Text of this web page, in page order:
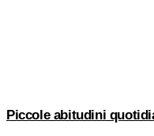
Piccole abitudini